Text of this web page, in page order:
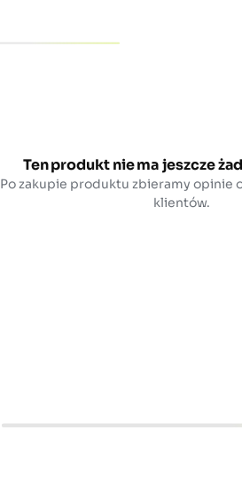
Ten produkt nie ma jeszcze
Po zakupie produktu zbieramy opinie
klientów.